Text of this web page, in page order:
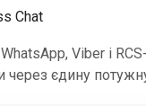
Chat
Viber і RCS-
через єдину